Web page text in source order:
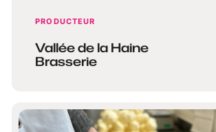
PRODUCTEUR
Vallée de la Haine
Brasserie